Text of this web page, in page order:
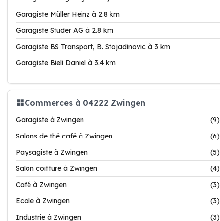
Garagiste Müller Heinz à 2.8 km
Garagiste Studer AG à 2.8 km
Garagiste BS Transport, B. Stojadinovic à 3 km
Garagiste Bieli Daniel à 3.4 km
Commerces à 04222 Zwingen
Garagiste à Zwingen
(9)
Salons de thé café à Zwingen
(6)
Paysagiste à Zwingen
(5)
Salon coiffure à Zwingen
(4)
Café à Zwingen
(3)
Ecole à Zwingen
(3)
Industrie à Zwingen
(3)